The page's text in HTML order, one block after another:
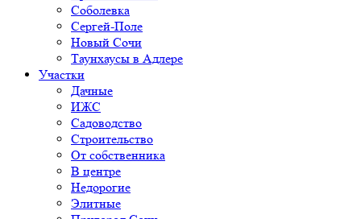
Соболевка
Сергей-Поле
Новый Сочи
Таунхаусы в Адлере
Участки
Дачные
ИЖС
Садоводство
Строительство
От собственника
В центре
Недорогие
Элитные